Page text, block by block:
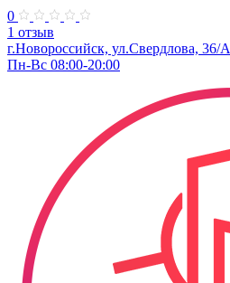
0
1 отзыв
г.Новороссийск, ул.Свердлова, 36/А
Пн-Вс 08:00-20:00